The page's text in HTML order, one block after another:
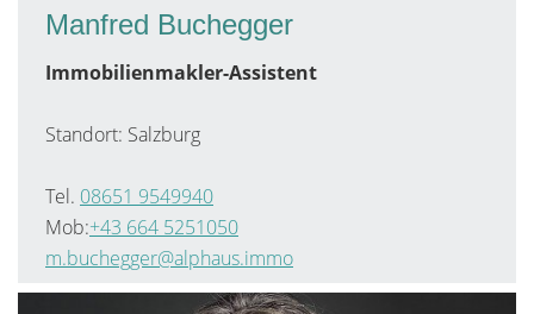
Manfred Buchegger
Immobilienmakler-Assistent
Standort: Salzburg
Tel. 08651 9549940
Mob:+43 664 5251050
m.buchegger@alphaus.immo